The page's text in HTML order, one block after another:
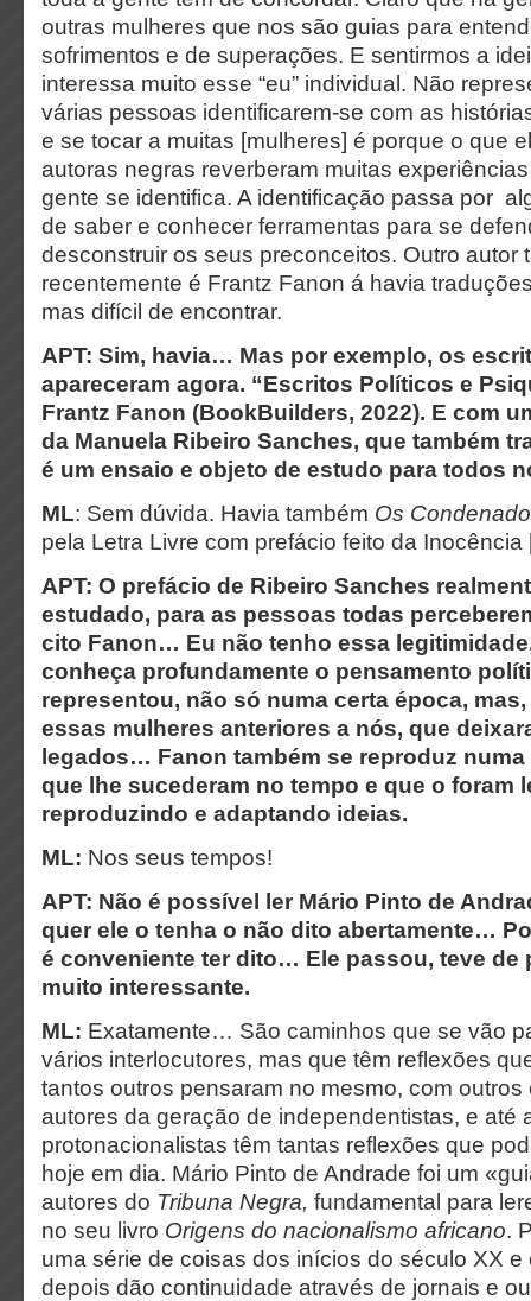
outras mulheres que nos são guias para
sofrimentos e de superações. E sentirmos a
interessa muito esse “eu” individual. Não
várias pessoas identificarem-se com as
e se tocar a muitas [mulheres] é porque o que
autoras negras reverberam muitas
gente se identifica. A identificação passa por
de saber e conhecer ferramentas para se
desconstruir os seus preconceitos. Outro autor
recentemente é Frantz Fanon á havia
mas difícil de encontrar.
APT: Sim, havia… Mas por exemplo, os
apareceram agora. “Escritos Políticos e
Frantz Fanon (BookBuilders, 2022). E com
da Manuela Ribeiro Sanches, que também
é um ensaio e objeto de estudo para todos
ML: Sem dúvida. Havia também Os
pela Letra Livre com prefácio feito da
APT: O prefácio de Ribeiro Sanches
estudado, para as pessoas todas
cito Fanon… Eu não tenho essa
conheça profundamente o pensamento
representou, não só numa certa época,
essas mulheres anteriores a nós, que
legados… Fanon também se reproduz
que lhe sucederam no tempo e que o foram
reproduzindo e adaptando ideias.
ML: Nos seus tempos!
APT: Não é possível ler Mário Pinto de
quer ele o tenha o não dito abertamente…
é conveniente ter dito… Ele passou, teve de
muito interessante.
ML: Exatamente… São caminhos que se vão
vários interlocutores, mas que têm reflexões
tantos outros pensaram no mesmo, com
autores da geração de independentistas, e até
protonacionalistas têm tantas reflexões que
hoje em dia. Mário Pinto de Andrade foi um
autores do Tribuna Negra, fundamental para
no seu livro Origens do nacionalismo africano.
uma série de coisas dos inícios do século XX
depois dão continuidade através de jornais e